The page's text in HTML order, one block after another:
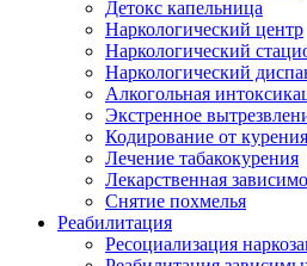
Детокс капельница
Наркологический центр
Наркологический
Наркологический
Алкогольная
Экстренное
Кодирование от курения
Лечение табакокурения
Лекарственная
Снятие похмелья
Реабилитация
Ресоциализация